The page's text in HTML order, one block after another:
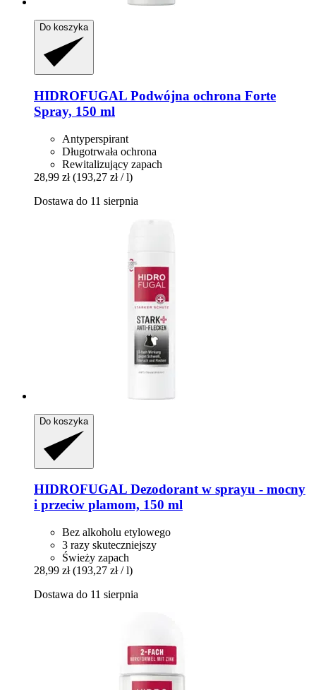
Do koszyka
HIDROFUGAL Podwójna ochrona Forte
Spray, 150 ml
Antyperspirant
Długotrwała ochrona
Rewitalizujący zapach
28,99 zł (193,27 zł / l)
Dostawa do 11 sierpnia
Do koszyka
HIDROFUGAL Dezodorant w sprayu -​ mocny
i przeciw plamom, 150 ml
Bez alkoholu etylowego
3 razy skuteczniejszy
Świeży zapach
28,99 zł (193,27 zł / l)
Dostawa do 11 sierpnia